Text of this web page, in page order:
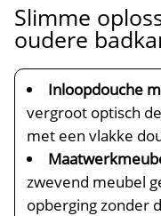
Slimme
oudere
Inloopdouche
vergroot optisch
met een vlakke
zwevend meubel
opberging zonder